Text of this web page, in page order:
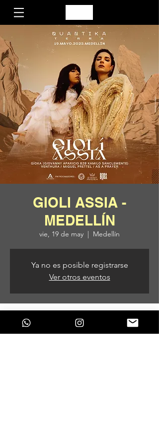
GIOLI ASSIA -
MEDELLÍN
vie, 19 de may
  |
Medellín
Ya no es posible registrarse
Ver otros eventos
Horario y ubicación